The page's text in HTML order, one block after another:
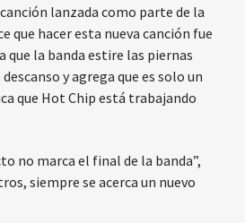
lanzada como parte de la
que hacer esta nueva canción fue
que la banda estire las piernas
y agrega que es solo un
que Hot Chip está trabajando
no marca el final de la banda”,
siempre se acerca un nuevo